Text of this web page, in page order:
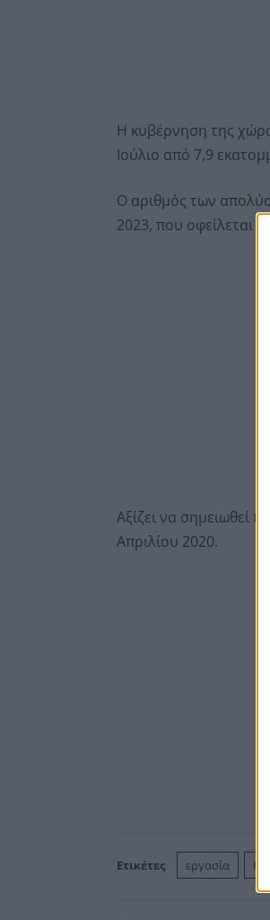
Η κυβέρνηση της
Ιούλιο από 7,9
Ο αριθμός των
2023, που οφείλεται
Αξίζει να σημειωθεί
Απριλίου 2020.
Ετικέτες εργασία ΗΠΑ